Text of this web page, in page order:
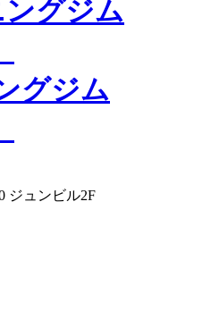
グジム
ジュンビル2F